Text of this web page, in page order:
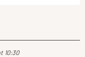
10:30